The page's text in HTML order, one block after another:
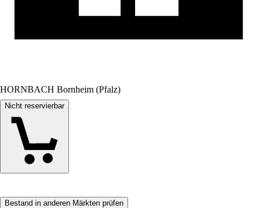
HORNBACH Bornheim (Pfalz)
Nicht reservierbar
Bestand in anderen Märkten prüfen